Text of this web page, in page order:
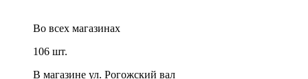
Во всех магазинах
106 шт.
В магазине ул. Рогожский вал